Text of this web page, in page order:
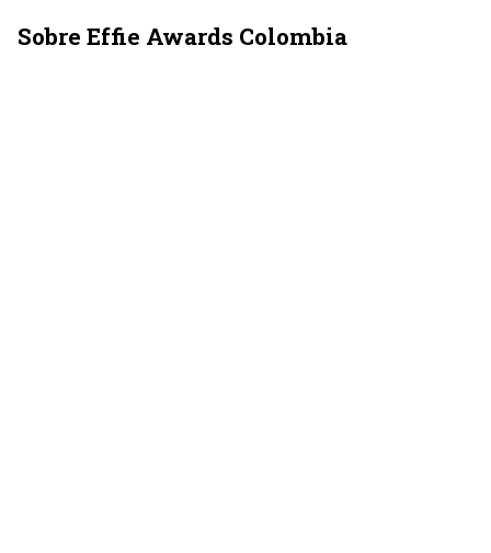
Sobre Effie Awards Colombia